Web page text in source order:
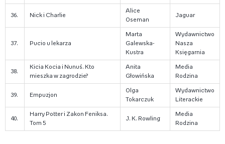
36. Nick i Charlie
Alice
Oseman
Jaguar
37. Pucio u lekarza
Marta
Galewska-
Kustra
Wydawnictwo
Nasza
Księgarnia
38.
Kicia Kocia i Nunuś. Kto
mieszka w zagrodzie?
Anita
Głowińska
Media
Rodzina
39. Empuzjon
Olga
Tokarczuk
Wydawnictwo
Literackie
40.
Harry Potter i Zakon Feniksa.
Tom 5
J. K. Rowling
Media
Rodzina